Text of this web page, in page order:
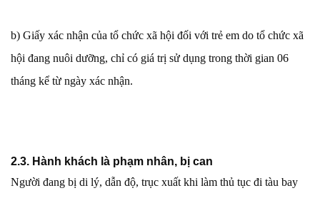
b) Giấy xác nhận của tổ chức xã hội đối với trẻ em do tổ chức xã
hội đang nuôi dưỡng, chỉ có giá trị sử dụng trong thời gian 06
tháng kể từ ngày xác nhận.
2.3. Hành khách là phạm nhân, bị can
Người đang bị di lý, dẫn độ, trục xuất khi làm thủ tục đi tàu bay